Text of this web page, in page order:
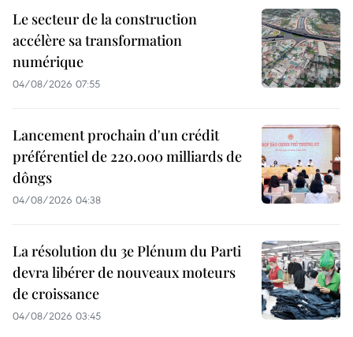
Le secteur de la construction
accélère sa transformation
numérique
04/08/2026 07:55
Lancement prochain d'un crédit
préférentiel de 220.000 milliards de
dôngs
04/08/2026 04:38
La résolution du 3e Plénum du Parti
devra libérer de nouveaux moteurs
de croissance
04/08/2026 03:45